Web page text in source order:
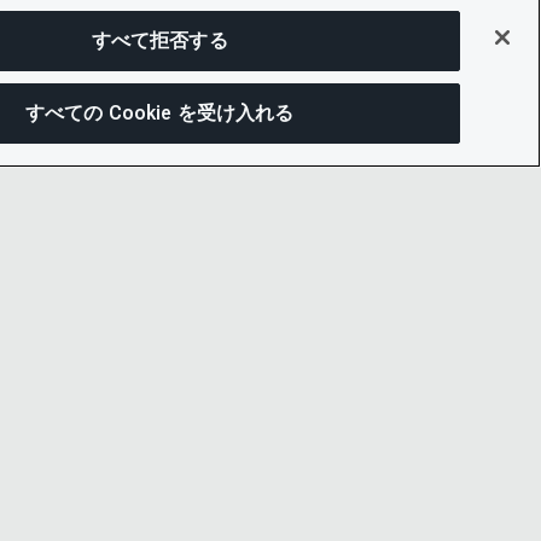
すべて拒否する
すべての Cookie を受け入れる